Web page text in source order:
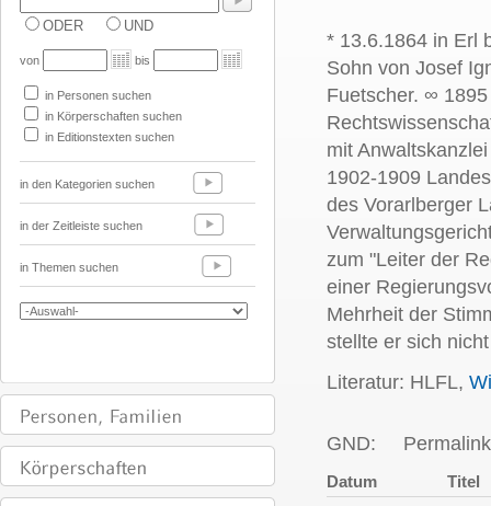
ODER UND
von bis
in Personen suchen
in Körperschaften suchen
in Editionstexten suchen
in den Kategorien suchen
in der Zeitleiste suchen
in Themen suchen
* 13.6.1864 in Erl
Sohn von Josef
Fuetscher. ∞
mit
1902-1909
des Vorarlberger
zum "Leiter der
einer
Mehrheit der
stellte er sich
Literatur: HLFL,
GND:
Datum Titel